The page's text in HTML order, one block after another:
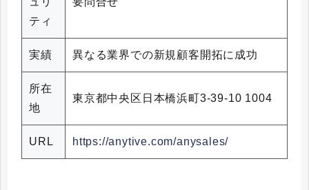
ティ
実績 異なる業界での新規顧客開拓に成功
所在
地
東京都中央区日本橋浜町3-39-10 1004
URL https://anytive.com/anysales/